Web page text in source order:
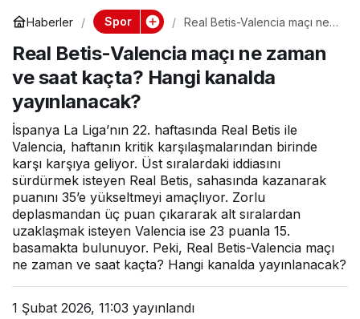
Haberler Spor
Real Betis-Valencia maçı ne
kanalda yayınlanacak?
Real Betis-Valencia maçı ne zaman
ve saat kaçta? Hangi kanalda
yayınlanacak?
İspanya La Liga’nın 22. haftasında Real Betis ile
Valencia, haftanın kritik karşılaşmalarından birinde
karşı karşıya geliyor. Üst sıralardaki iddiasını
sürdürmek isteyen Real Betis, sahasında kazanarak
puanını 35’e yükseltmeyi amaçlıyor. Zorlu
deplasmandan üç puan çıkararak alt sıralardan
uzaklaşmak isteyen Valencia ise 23 puanla 15.
basamakta bulunuyor. Peki, Real Betis-Valencia maçı
ne zaman ve saat kaçta? Hangi kanalda yayınlanacak?
1 Şubat 2026, 11:03 yayınlandı